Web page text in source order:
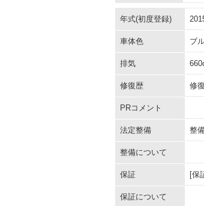
年式(初度登録)
車体色 ブ
排気
修復歴 修
PRコメント
法定整備 整
整備について
保証 [保
保証について